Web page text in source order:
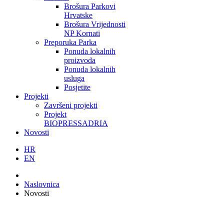
Brošura Parkovi
Hrvatske
Brošura Vrijednosti
NP Kornati
Preporuka Parka
Ponuda lokalnih
proizvoda
Ponuda lokalnih
usluga
Posjetite
Projekti
Završeni projekti
Projekt
BIOPRESSADRIA
Novosti
HR
EN
Naslovnica
Novosti